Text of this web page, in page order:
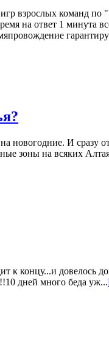
взрослых команд
на ответ 1 минута
новогодние. И сразу
зоны на всяких
к концу...и
дней много беда уж...